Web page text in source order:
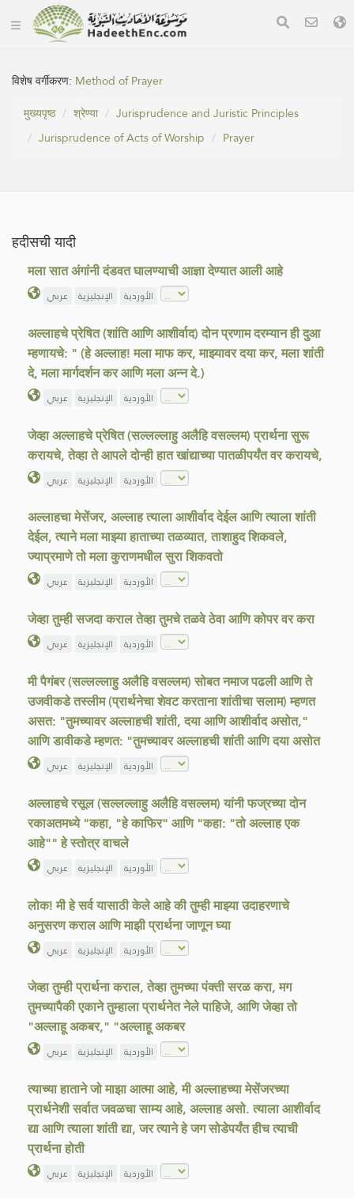
विशेष वर्गीकरण: Method of Prayer
मुख्यपृष्ठ
श्रेण्या
Jurisprudence and Juristic Principles
Jurisprudence of Acts of Worship
Prayer
हदीसची यादी
मला सात अंगांनी दंडवत घालण्याची आज्ञा देण्यात आली आहे
عربي الإنجليزية الأوردية
अल्लाहचे प्रेषित (शांति आणि आशीर्वाद) दोन प्रणाम दरम्यान ही दुआ
म्हणायचे: " (हे अल्लाह! मला माफ कर, माझ्यावर दया कर, मला शांती
दे, मला मार्गदर्शन कर आणि मला अन्न दे.)
عربي الإنجليزية الأوردية
जेव्हा अल्लाहचे प्रेषित (सल्लल्लाहु अलैहि वसल्लम) प्रार्थना सुरू
करायचे, तेव्हा ते आपले दोन्ही हात खांद्याच्या पातळीपर्यंत वर करायचे,
عربي الإنجليزية الأوردية
अल्लाहचा मेसेंजर, अल्लाह त्याला आशीर्वाद देईल आणि त्याला शांती
देईल, त्याने मला माझ्या हाताच्या तळव्यात, ताशाहुद शिकवले,
ज्याप्रमाणे तो मला कुराणमधील सुरा शिकवतो
عربي الإنجليزية الأوردية
जेव्हा तुम्ही सजदा कराल तेव्हा तुमचे तळवे ठेवा आणि कोपर वर करा
عربي الإنجليزية الأوردية
मी पैगंबर (सल्लल्लाहु अलैहि वसल्लम) सोबत नमाज पढली आणि ते
उजवीकडे तस्लीम (प्रार्थनेचा शेवट करताना शांतीचा सलाम) म्हणत
असत: "तुमच्यावर अल्लाहची शांती, दया आणि आशीर्वाद असोत,"
आणि डावीकडे म्हणत: "तुमच्यावर अल्लाहची शांती आणि दया असोत
عربي الإنجليزية الأوردية
अल्लाहचे रसूल (सल्लल्लाहु अलैहि वसल्लम) यांनी फज्रच्या दोन
रकाअतमध्ये "कहा, "हे काफिर" आणि "कहा: "तो अल्लाह एक
आहे"" हे स्तोत्र वाचले
عربي الإنجليزية الأوردية
लोक! मी हे सर्व यासाठी केले आहे की तुम्ही माझ्या उदाहरणाचे
अनुसरण कराल आणि माझी प्रार्थना जाणून घ्या
عربي الإنجليزية الأوردية
जेव्हा तुम्ही प्रार्थना कराल, तेव्हा तुमच्या पंक्ती सरळ करा, मग
तुमच्यापैकी एकाने तुम्हाला प्रार्थनेत नेले पाहिजे, आणि जेव्हा तो
"अल्लाहू अकबर," "अल्लाहू अकबर
عربي الإنجليزية الأوردية
त्याच्या हाताने जो माझा आत्मा आहे, मी अल्लाहच्या मेसेंजरच्या
प्रार्थनेशी सर्वात जवळचा साम्य आहे, अल्लाह असो. त्याला आशीर्वाद
द्या आणि त्याला शांती द्या, जर त्याने हे जग सोडेपर्यंत हीच त्याची
प्रार्थना होती
عربي الإنجليزية الأوردية